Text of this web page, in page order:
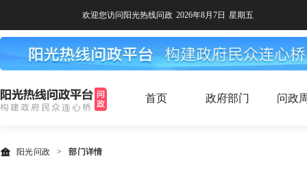
欢迎您访问阳光热线问政 2026年8月7日 星期五
首页 政府部门 问政
阳光问政 > 部门详情